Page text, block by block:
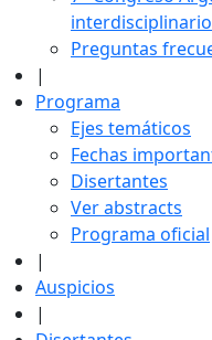
Preguntas
|
Programa
Ejes temáticos
Fechas
Disertantes
Ver abstracts
Programa oficial
|
Auspicios
|